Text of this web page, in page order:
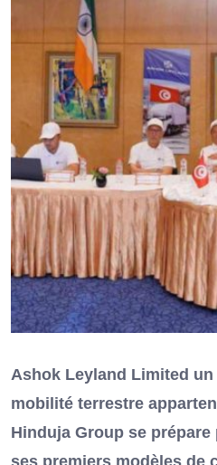
Ashok Leyland Limited
mobilité terrestre
Hinduja Group se
ses premiers modèles de